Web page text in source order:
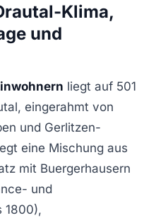
Klima,
und
liegt auf 501
eingerahmt von
und Gerlitzen-
eine Mischung aus
mit Buergerhausern
und
1800),